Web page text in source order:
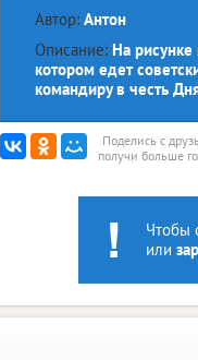
Автор: Антон
Описание: На рисунке
котором едет
командиру в честь
Поделись с
получи больше
Чтобы
или